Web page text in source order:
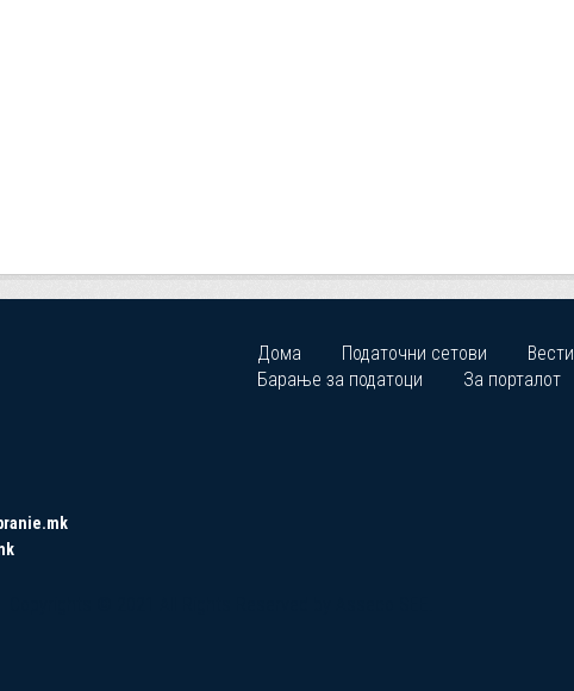
Дома Податочни сетови Вести
Барање за податоци
За порталот